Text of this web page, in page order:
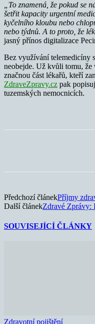
„To znamená, že pokud se
šetřit kapacity urgentní
kyčelního kloubu nebo
nebo týdnů. A to proto, že
jasný přínos digitalizace
Bez využívání telemedicíny
neobejde. Už kvůli tomu,
značnou část lékařů, kteří
ZdraveZpravy.cz pak
tuzemských nemocnicích.
Předchozí článekPříjmy
Další článekZdravé Zprávy:
SOUVISEJÍCÍ ČLÁNKY
Zdravotní pojištění